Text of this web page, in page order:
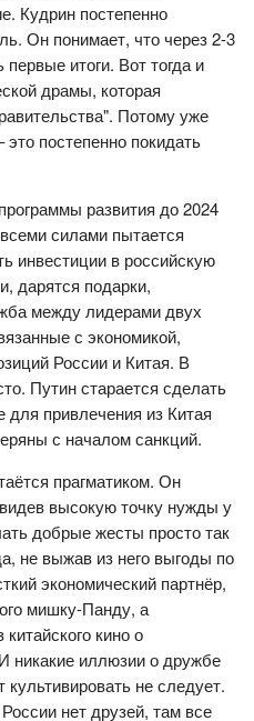
Кудрин постепенно
Он понимает, что через 2-3
первые итоги. Вот тогда и
драмы, которая
Потому уже
постепенно покидать
развития до 2024
силами пытается
инвестиции в российскую
дарятся подарки,
между лидерами двух
с экономикой,
России и Китая. В
Путин старается сделать
привлечения из Китая
с началом санкций.
прагматиком. Он
высокую точку нужды у
добрые жесты просто так
не выжав из него выгоды по
экономический партнёр,
мишку-Панду, а
кино о
никакие иллюзии о дружбе
культивировать не следует.
нет друзей, там все